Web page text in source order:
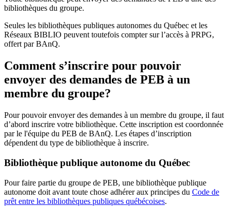
bibliothèques du groupe.
Seules les bibliothèques publiques autonomes du Québec et les
Réseaux BIBLIO peuvent toutefois compter sur l’accès à PRPG,
offert par BAnQ.
Comment s’inscrire pour pouvoir
envoyer des demandes de PEB à un
membre du groupe?
Pour pouvoir envoyer des demandes à un membre du groupe, il faut
d’abord inscrire votre bibliothèque. Cette inscription est coordonnée
par le l'équipe du PEB de BAnQ. Les étapes d’inscription
dépendent du type de bibliothèque à inscrire.
Bibliothèque publique autonome du Québec
Pour faire partie du groupe de PEB, une bibliothèque publique
autonome doit avant toute chose adhérer aux principes du Code de
prêt entre les bibliothèques publiques québécoises.